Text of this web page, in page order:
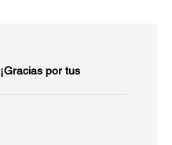
¡Gracias por tus